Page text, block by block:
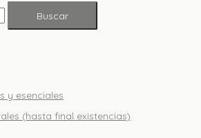
y esenciales
(hasta final existencias)